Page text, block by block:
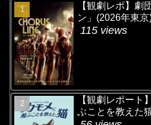
【観劇レポ】劇
ン」(2026年東京
115 views
【観劇レポート
ぶことを教えた猫